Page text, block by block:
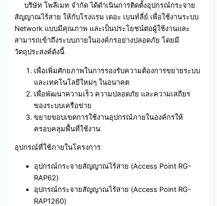
บริษัท โพลีเมท จำกัด ได้ดำเนินการติดตั้งอุปกรณ์กระจาย
สัญญาณไร้สาย ให้กับโรงแรม เดอะ เบนท์ลี่ย์ เพื่อใช้งานระบบ
Network แบบมีคุณภาพ และเป็นประโยชน์ต่อผู้ใช้งานและ
สามารถเข้าถึงระบบภายในองค์กรอย่างปลอดภัย โดยมี
วัตถุประสงค์ดังนี้
เพื่อเพิ่มศักยภาพในการรองรับความต้องการขยายระบบ
และเทคโนโลยีใหม่ๆ ในอนาคต
เพื่อพัฒนาความเร็ว ความปลอดภัย และความเสถียร
ของระบบเครือข่าย
ขยายขอบเขตการใช้งานอุปกรณ์ภายในองค์กรให้
ครอบคลุมพื้นที่ใช้งาน
อุปกรณ์ที่ใช้ภายในโครงการ
อุปกรณ์กระจายสัญญาณไร้สาย (Access Point RG-
RAP62)
อุปกรณ์กระจายสัญญาณไร้สาย (Access Point RG-
RAP1260)